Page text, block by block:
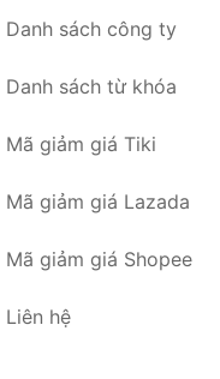
Danh sách công ty
Danh sách từ khóa
Mã giảm giá Tiki
Mã giảm giá Lazada
Mã giảm giá Shopee
Liên hệ